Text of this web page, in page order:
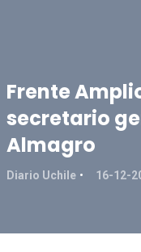
Frente
secretario
Almagro
Diario Uchile 16-12-